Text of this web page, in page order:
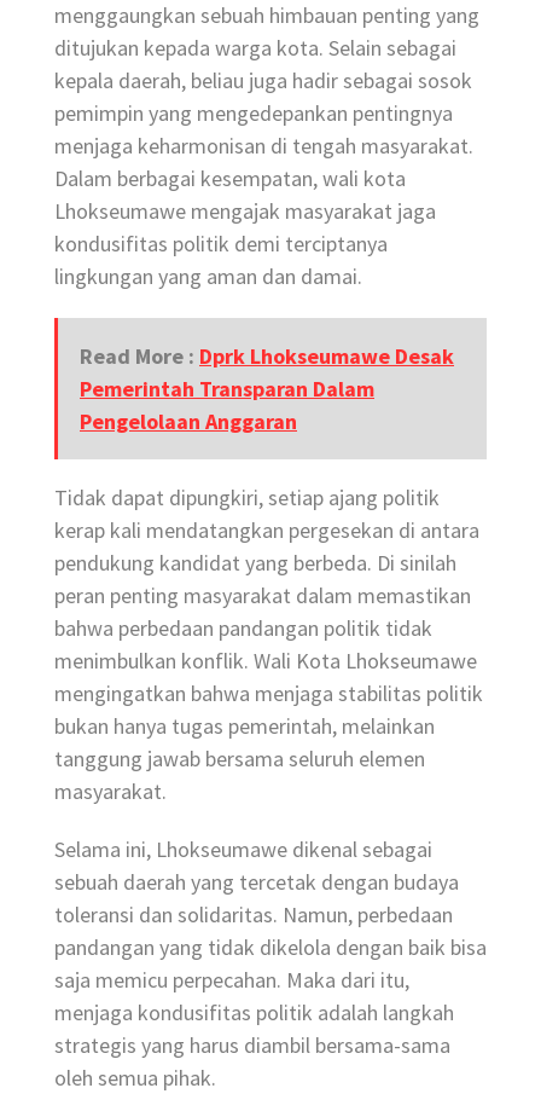
menggaungkan sebuah himbauan penting yang
ditujukan kepada warga kota. Selain sebagai
kepala daerah, beliau juga hadir sebagai sosok
pemimpin yang mengedepankan pentingnya
menjaga keharmonisan di tengah masyarakat.
Dalam berbagai kesempatan, wali kota
Lhokseumawe mengajak masyarakat jaga
kondusifitas politik demi terciptanya
lingkungan yang aman dan damai.
Read More : Dprk Lhokseumawe Desak
Pemerintah Transparan Dalam
Pengelolaan Anggaran
Tidak dapat dipungkiri, setiap ajang politik
kerap kali mendatangkan pergesekan di antara
pendukung kandidat yang berbeda. Di sinilah
peran penting masyarakat dalam memastikan
bahwa perbedaan pandangan politik tidak
menimbulkan konflik. Wali Kota Lhokseumawe
mengingatkan bahwa menjaga stabilitas politik
bukan hanya tugas pemerintah, melainkan
tanggung jawab bersama seluruh elemen
masyarakat.
Selama ini, Lhokseumawe dikenal sebagai
sebuah daerah yang tercetak dengan budaya
toleransi dan solidaritas. Namun, perbedaan
pandangan yang tidak dikelola dengan baik bisa
saja memicu perpecahan. Maka dari itu,
menjaga kondusifitas politik adalah langkah
strategis yang harus diambil bersama-sama
oleh semua pihak.